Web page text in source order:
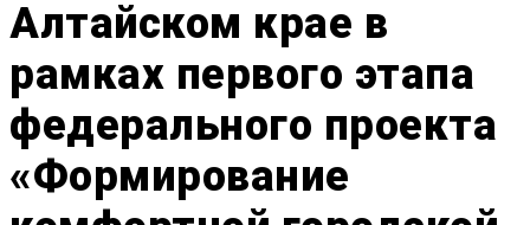
Алтайском крае в
рамках первого этапа
федерального проекта
«Формирование